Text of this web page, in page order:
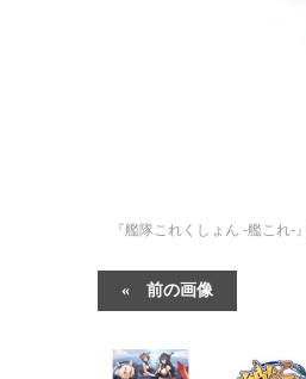
『艦隊これくしょん -艦これ
前の画像